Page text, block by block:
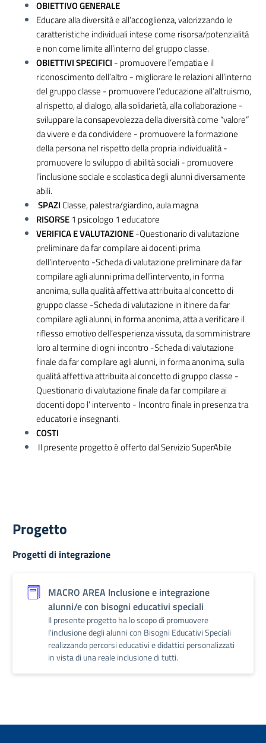
OBIETTIVO GENERALE
Educare alla diversità e all’accoglienza, valorizzando le
caratteristiche individuali intese come risorsa/potenzialità
e non come limite all’interno del gruppo classe.
OBIETTIVI SPECIFICI - promuovere l’empatia e il
riconoscimento dell’altro - migliorare le relazioni all’interno
del gruppo classe - promuovere l’educazione all’altruismo,
al rispetto, al dialogo, alla solidarietà, alla collaborazione -
sviluppare la consapevolezza della diversità come “valore”
da vivere e da condividere - promuovere la formazione
della persona nel rispetto della propria individualità -
promuovere lo sviluppo di abilità sociali - promuovere
l’inclusione sociale e scolastica degli alunni diversamente
abili.
SPAZI Classe, palestra/giardino, aula magna
RISORSE 1 psicologo 1 educatore
VERIFICA E VALUTAZIONE-Questionario di valutazione
preliminare da far compilare ai docenti prima
dell’intervento -Scheda di valutazione preliminare da far
compilare agli alunni prima dell’intervento, in forma
anonima, sulla qualità affettiva attribuita al concetto di
gruppo classe -Scheda di valutazione in itinere da far
compilare agli alunni, in forma anonima, atta a verificare il
riflesso emotivo dell’esperienza vissuta, da somministrare
loro al termine di ogni incontro -Scheda di valutazione
finale da far compilare agli alunni, in forma anonima, sulla
qualità affettiva attribuita al concetto di gruppo classe -
Questionario di valutazione finale da far compilare ai
docenti dopo l’ intervento - Incontro finale in presenza tra
educatori e insegnanti.
COSTI
Il presente progetto è offerto dal Servizio SuperAbile
Progetto
Progetti di integrazione
MACRO AREA Inclusione e integrazione
alunni/e con bisogni educativi speciali
Il presente progetto ha lo scopo di promuovere
l’inclusione degli alunni con Bisogni Educativi Speciali
realizzando percorsi educativi e didattici personalizzati
in vista di una reale inclusione di tutti.